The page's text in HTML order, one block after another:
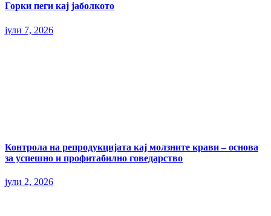
Горки пеги кај јаболкото
јули 7, 2026
Контрола на репродукцијата кај молзните крави – основа
за успешно и профитабилно говедарство
јули 2, 2026